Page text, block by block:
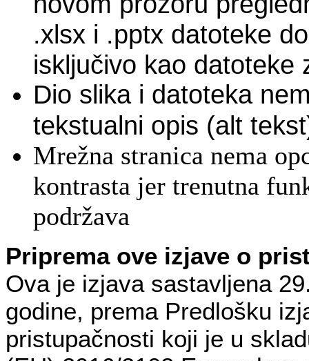
.xlsx i .pptx datoteke
isključivo kao datoteke
Dio slika i datoteka
tekstualni opis (alt
Mrežna stranica nema
kontrasta jer trenutna
podržava
Priprema ove izjave o
Ova je izjava sastavljena
godine, prema Predlošku
pristupačnosti koji je u